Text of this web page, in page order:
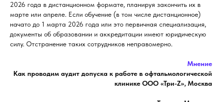
2026 года в дистанционном формате, планируя закончить их в
марте или апреле. Если обучение (в том числе дистанционное)
начато до 1 марта 2026 года или это первичная специализация,
документы об образовании и аккредитации имеют юридическую
силу. Отстранение таких сотрудников неправомерно.
Мнение
Как проводим аудит допуска к работе в офтальмологической
клинике ООО «Три-Z», Москва